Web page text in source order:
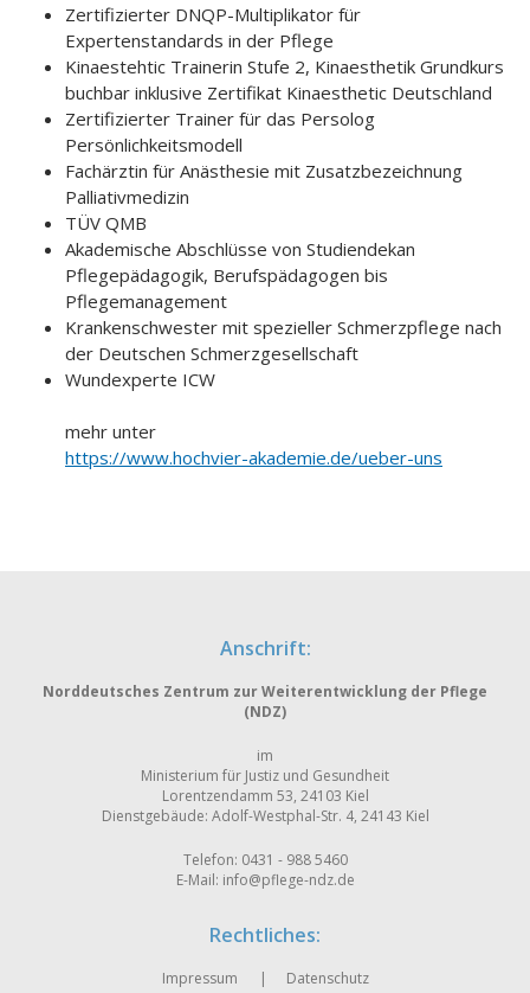
Zertifizierter DNQP-Multiplikator für
Expertenstandards in der Pflege
Kinaestehtic Trainerin Stufe 2, Kinaesthetik Grundkurs
buchbar inklusive Zertifikat Kinaesthetic Deutschland
Zertifizierter Trainer für das Persolog
Persönlichkeitsmodell
Fachärztin für Anästhesie mit Zusatzbezeichnung
Palliativmedizin
TÜV QMB
Akademische Abschlüsse von Studiendekan
Pflegepädagogik, Berufspädagogen bis
Pflegemanagement
Krankenschwester mit spezieller Schmerzpflege nach
der Deutschen Schmerzgesellschaft
Wundexperte ICW
mehr unter
https://www.hochvier-akademie.de/ueber-uns
Anschrift:
Norddeutsches Zentrum zur Weiterentwicklung der Pflege
(NDZ)
im
Ministerium für Justiz und Gesundheit
Lorentzendamm 53, 24103 Kiel
Dienstgebäude: Adolf-Westphal-Str. 4, 24143 Kiel
Telefon: 0431 - 988 5460
E-Mail: info@pflege-ndz.de
Rechtliches:
Impressum Datenschutz